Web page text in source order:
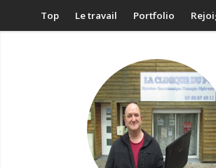
Top Le travail Portfolio